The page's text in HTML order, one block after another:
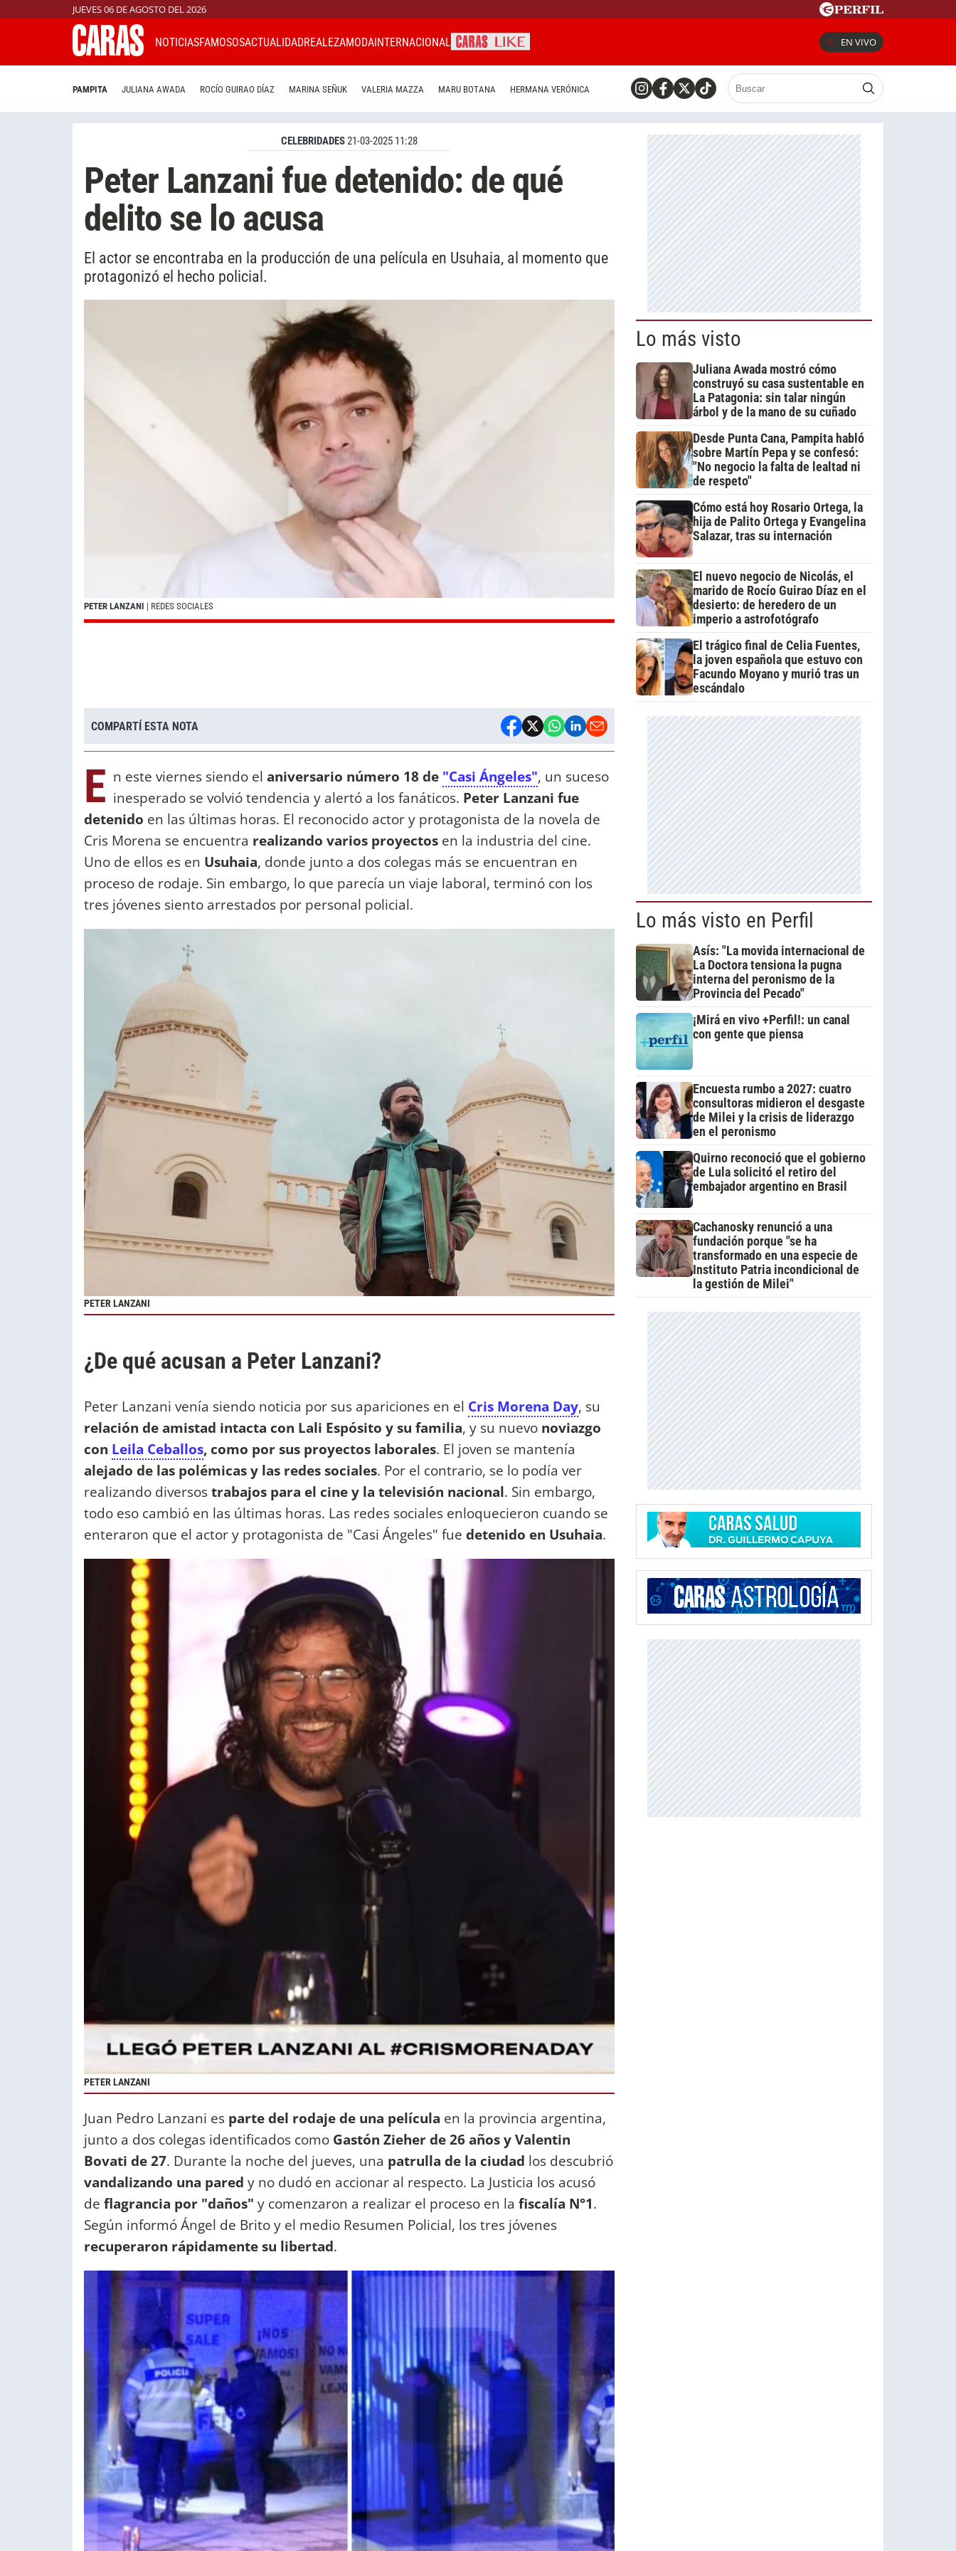
JUEVES 06 DE AGOSTO DEL 2026
NOTICIASFAMOSOSACTUALIDADREALEZAMODAINTERNACIONAL EN VIVO
PAMPITA JULIANA AWADA ROCÍO GUIRAO DÍAZ MARINA SEÑUK VALERIA MAZZA MARU BOTANA HERMANA VERÓNICA
CELEBRIDADES21-03-2025 11:28
Peter Lanzani fue detenido: de qué
delito se lo acusa
El actor se encontraba en la producción de una película en Usuhaia, al momento que
protagonizó el hecho policial.
PETER LANZANI | REDES SOCIALES
COMPARTÍ ESTA NOTA
E n este viernes siendo el aniversario número 18 de "Casi Ángeles", un suceso
inesperado se volvió tendencia y alertó a los fanáticos. Peter Lanzani fue
detenido en las últimas horas. El reconocido actor y protagonista de la novela de
Cris Morena se encuentra realizando varios proyectos en la industria del cine.
Uno de ellos es en Usuhaia, donde junto a dos colegas más se encuentran en
proceso de rodaje. Sin embargo, lo que parecía un viaje laboral, terminó con los
tres jóvenes siento arrestados por personal policial.
PETER LANZANI
¿De qué acusan a Peter Lanzani?
Peter Lanzani venía siendo noticia por sus apariciones en el Cris Morena Day, su
relación de amistad intacta con Lali Espósito y su familia, y su nuevo noviazgo
con Leila Ceballos, como por sus proyectos laborales. El joven se mantenía
alejado de las polémicas y las redes sociales. Por el contrario, se lo podía ver
realizando diversostrabajos para el cine y la televisión nacional. Sin embargo,
todo eso cambió en las últimas horas. Las redes sociales enloquecieron cuando se
enteraron que el actor y protagonista de "Casi Ángeles" fue detenido en Usuhaia.
PETER LANZANI
Juan Pedro Lanzani es parte del rodaje de una película en la provincia argentina,
junto a dos colegas identificados como Gastón Zieher de 26 años y Valentin
Bovati de 27. Durante la noche del jueves, una patrulla de la ciudad los descubrió
vandalizando una pared y no dudó en accionar al respecto. La Justicia los acusó
de flagrancia por "daños" y comenzaron a realizar el proceso en la fiscalía N°1.
Según informó Ángel de Brito y el medio Resumen Policial, los tres jóvenes
recuperaron rápidamente su libertad.
Lo más visto
Juliana Awada mostró cómo
construyó su casa sustentable en
La Patagonia: sin talar ningún
árbol y de la mano de su cuñado
Desde Punta Cana, Pampita habló
sobre Martín Pepa y se confesó:
"No negocio la falta de lealtad ni
de respeto"
Cómo está hoy Rosario Ortega, la
hija de Palito Ortega y Evangelina
Salazar, tras su internación
El nuevo negocio de Nicolás, el
marido de Rocío Guirao Díaz en el
desierto: de heredero de un
imperio a astrofotógrafo
El trágico final de Celia Fuentes,
la joven española que estuvo con
Facundo Moyano y murió tras un
escándalo
Lo más visto en Perfil
Asís: "La movida internacional de
La Doctora tensiona la pugna
interna del peronismo de la
Provincia del Pecado"
¡Mirá en vivo +Perfil!: un canal
con gente que piensa
Encuesta rumbo a 2027: cuatro
consultoras midieron el desgaste
de Milei y la crisis de liderazgo
en el peronismo
Quirno reconoció que el gobierno
de Lula solicitó el retiro del
embajador argentino en Brasil
Cachanosky renunció a una
fundación porque "se ha
transformado en una especie de
Instituto Patria incondicional de
la gestión de Milei"